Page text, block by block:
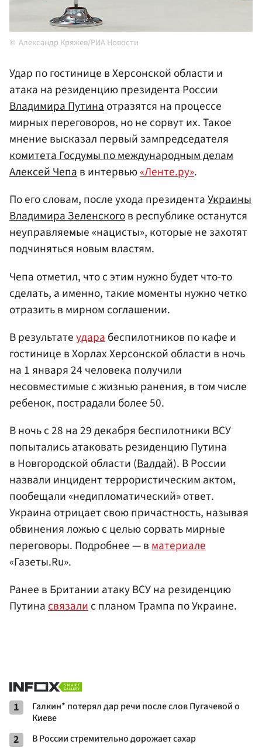
Александр Кряжев/РИА Новости
Удар по гостинице в Херсонской области и
атака на резиденцию президента России
Владимира Путинаотразятся на процессе
мирных переговоров, но не сорвут их. Такое
мнение высказал первый зампредседателя
комитета Госдумы по международным делам
Алексей Чепав интервью«Ленте.ру».
По его словам, после ухода президентаУкраины
Владимира Зеленскогов республике останутся
неуправляемые «нацисты», которые не захотят
подчиняться новым властям.
Чепа отметил, что с этим нужно будет что-то
сделать, а именно, такие моменты нужно четко
отразить в мирном соглашении.
В результатеударабеспилотников по кафе и
гостинице в Хорлах Херсонской области в ночь
на 1 января 24 человека получили
несовместимые с жизнью ранения, в том числе
ребенок, пострадали более 50.
В ночь с 28 на 29 декабря беспилотники ВСУ
попытались атаковать резиденцию Путина
в Новгородской области (Валдай). В России
назвали инцидент террористическим актом,
пообещали «недипломатический» ответ.
Украина отрицает свою причастность, называя
обвинения ложью с целью сорвать мирные
переговоры. Подробнее — вматериале
«Газеты.Ru».
Ранее в Британии атаку ВСУ на резиденцию
Путинасвязалис планом Трампа по Украине.
1
Галкин* потерял дар речи после слов Пугачевой о
Киеве
2 В России стремительно дорожает сахар